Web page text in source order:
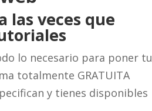
las veces que
lo necesario para poner tu
totalmente GRATUITA
y tienes disponibles